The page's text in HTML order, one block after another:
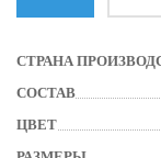
СТРАНА
СОСТАВ
ЦВЕТ